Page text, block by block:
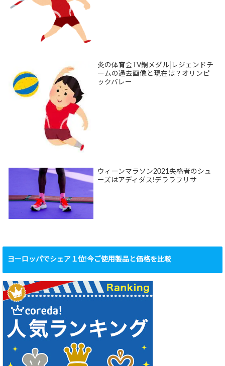
炎の体育会TV銅メダル|レジェンドチ
ームの過去画像と現在は？オリンピ
ックバレー
ウィーンマラソン2021失格者のシュ
ーズはアディダス!デララフリサ
ヨーロッパでシェア１位!今ご使用製品と価格を比較